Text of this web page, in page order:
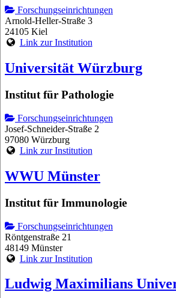
Forschungseinrichtungen
Arnold-Heller-Straße 3
24105 Kiel
Link zur Institution
Universität Würzburg
Institut für Pathologie
Forschungseinrichtungen
Josef-Schneider-Straße 2
97080 Würzburg
Link zur Institution
WWU Münster
Institut für Immunologie
Forschungseinrichtungen
Röntgenstraße 21
48149 Münster
Link zur Institution
Ludwig Maximilians